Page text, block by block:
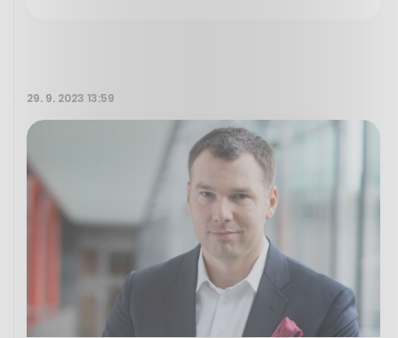
29. 9. 2023 13:59